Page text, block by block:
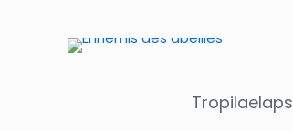
Tropilaelaps